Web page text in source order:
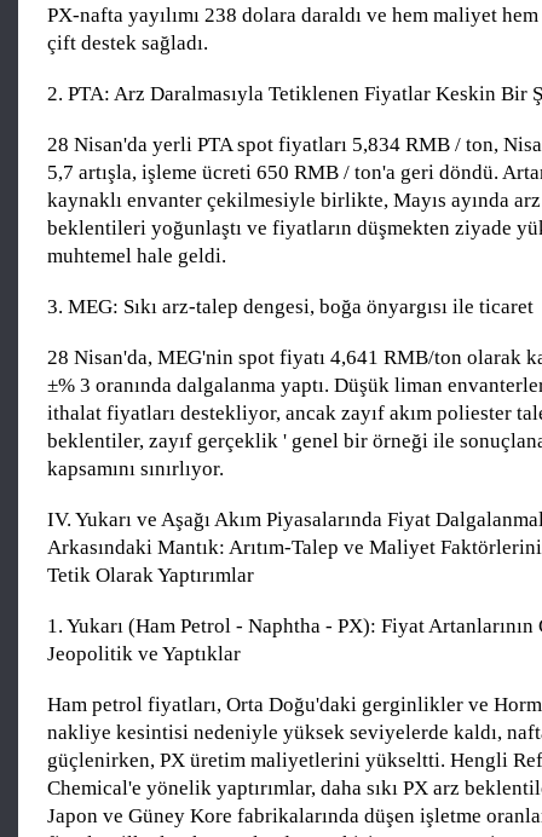
PX-nafta yayılımı 238 dolara daraldı ve hem maliyet
çift destek sağladı.
2. PTA: Arz Daralmasıyla Tetiklenen Fiyatlar Keskin Bir
28 Nisan'da yerli PTA spot fiyatları 5,834 RMB / ton,
5,7 artışla, işleme ücreti 650 RMB / ton'a geri döndü.
kaynaklı envanter çekilmesiyle birlikte, Mayıs ayında
beklentileri yoğunlaştı ve fiyatların düşmekten ziyade
muhtemel hale geldi.
3. MEG: Sıkı arz-talep dengesi, boğa önyargısı ile ticaret
28 Nisan'da, MEG'nin spot fiyatı 4,641 RMB/ton olarak
±% 3 oranında dalgalanma yaptı. Düşük liman
ithalat fiyatları destekliyor, ancak zayıf akım poliester
beklentiler, zayıf gerçeklik ' genel bir örneği ile
kapsamını sınırlıyor.
IV. Yukarı ve Aşağı Akım Piyasalarında Fiyat
Arkasındaki Mantık: Arıtım-Talep ve Maliyet
Tetik Olarak Yaptırımlar
1. Yukarı (Ham Petrol - Naphtha - PX): Fiyat
Jeopolitik ve Yaptıklar
Ham petrol fiyatları, Orta Doğu'daki gerginlikler ve
nakliye kesintisi nedeniyle yüksek seviyelerde kaldı,
güçlenirken, PX üretim maliyetlerini yükseltti. Hengli
Chemical'e yönelik yaptırımlar, daha sıkı PX arz
Japon ve Güney Kore fabrikalarında düşen işletme